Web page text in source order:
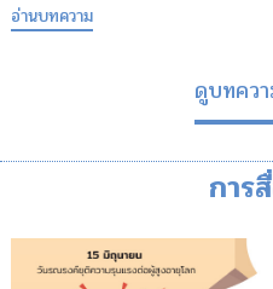
อ่านบทความ
ดูบทคว
การ